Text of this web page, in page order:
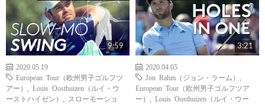
9:59
2020.05.19
European Tour（欧州男子ゴルフツ
アー）
Louis Oosthuizen（ルイ・ウ
ーストハイゼン）
スローモーショ
3:21
2020.04.05
Jon Rahm（ジョン・ラーム）
European Tour（欧州男子ゴルフツア
ー）
Louis Oosthuizen（ルイ・ウー